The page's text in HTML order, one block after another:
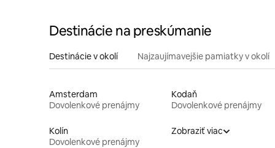
Destinácie na preskúmanie
Destinácie v okolí Najzaujímavejšie pamiatky v okolí
Amsterdam
Dovolenkové prenájmy
Kodaň
Dovolenkové prenájmy
Kolín
Dovolenkové prenájmy
Zobraziť viac